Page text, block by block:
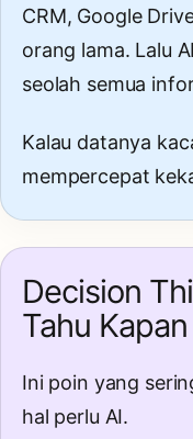
CRM, Google
orang lama. Lalu
seolah semua
Kalau datanya
mempercepat
Decision
Tahu
Ini poin yang
hal perlu AI.